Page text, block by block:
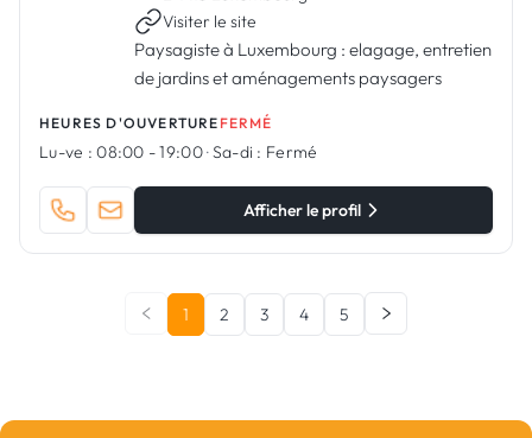
Visiter le site
Paysagiste à Luxembourg : elagage, entretien
de jardins et aménagements paysagers
HEURES D'OUVERTURE FERMÉ
Lu-ve : 08:00 - 19:00·Sa-di : Fermé
Afficher le profil
1 2 3 4 5